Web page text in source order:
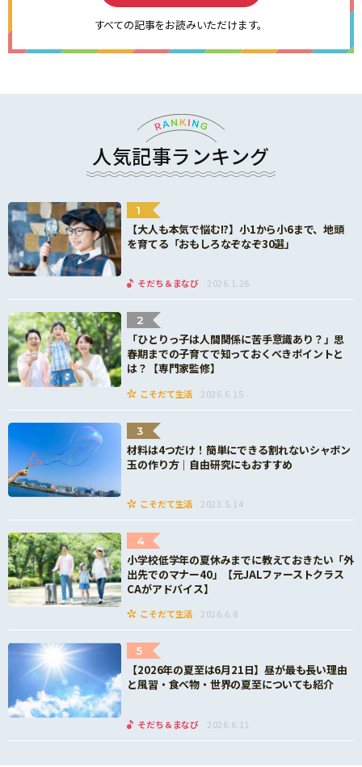
すべての記事をお読みいただけます。
人気記事ランキング
1
【大人も本気で悩む!?】小1から小6まで、地頭
を育てる「おもしろなぞなぞ30選」
そだち＆まなび 2026.1.26
2
「ひとりっ子は人間関係に苦手意識あり？」思
春期までの子育てで知っておくべきポイントと
は？【専門家監修】
こそだて生活 2026.6.15
3
材料は4つだけ！簡単にできる割れないシャボン
玉の作り方｜自由研究にもおすすめ
こそだて生活 2023.5.14
4
小学校低学年の夏休みまでに教えておきたい「外
出先でのマナー40」【元JALファーストクラス
CAがアドバイス】
こそだて生活 2026.6.8
5
【2026年の夏至は6月21日】昼が最も長い理由
と風習・食べ物・世界の夏至についても紹介
そだち＆まなび 2026.6.11